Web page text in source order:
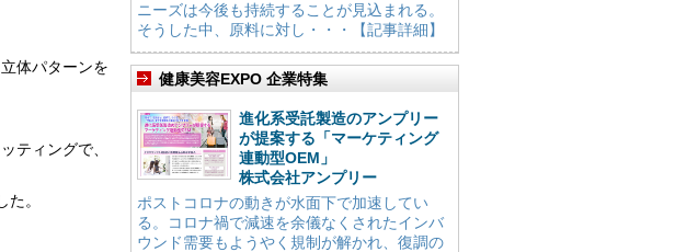
体パターンを
ティングで、
。
ニーズは今後も持続することが見込まれる。
そうした中、原料に対し・・・【記事詳細】
健康美容EXPO 企業特集
進化系受託製造のアンプリー
が提案する「マーケティング
連動型OEM」
株式会社アンプリー
ポストコロナの動きが水面下で加速してい
る。コロナ禍で減速を余儀なくされたインバ
ウンド需要もようやく規制が解かれ、復調の